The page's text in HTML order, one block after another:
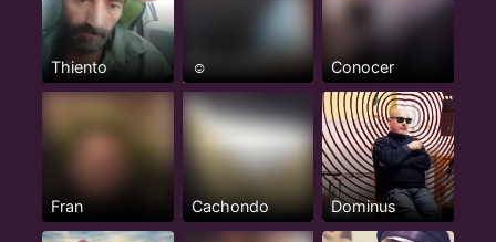
Thiento ☺️ Conocer
Fran Cachondo Dominus